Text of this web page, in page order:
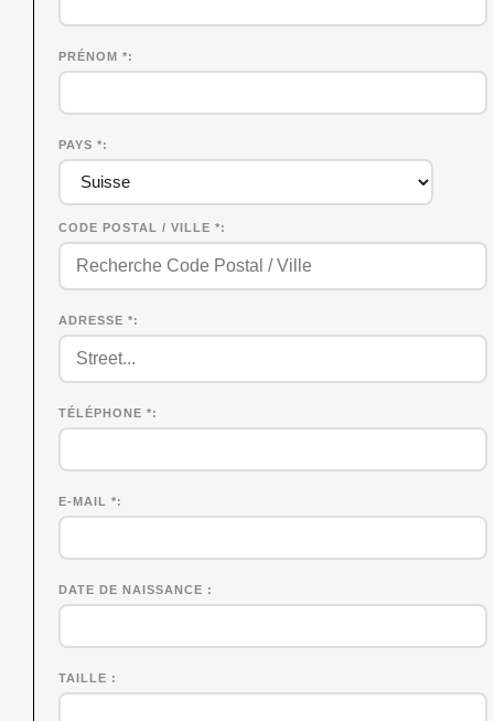
PRÉNOM *
PAYS *
CODE POSTAL / VILLE *
ADRESSE *
TÉLÉPHONE *
E-MAIL *
DATE DE NAISSANCE
TAILLE